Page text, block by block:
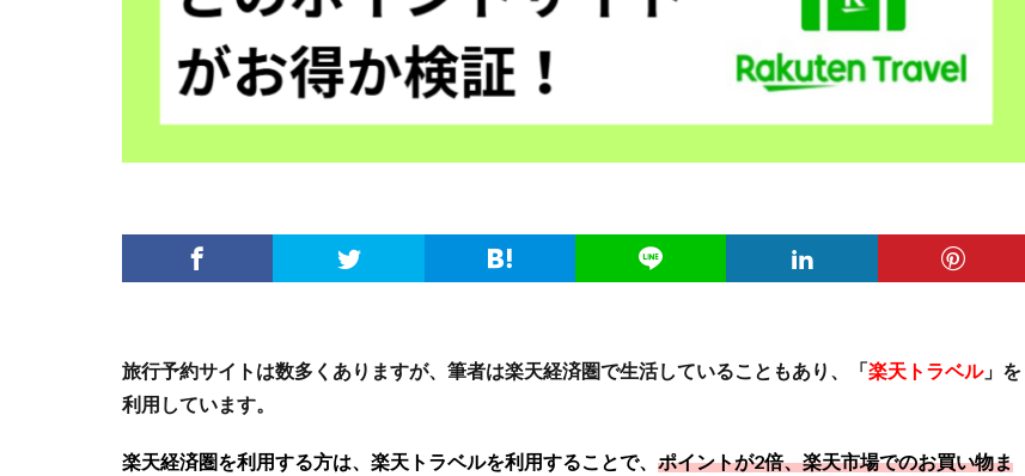
旅行予約サイトは数多くありますが、筆者は楽天経済圏で生活していることもあり、「楽天トラベル」を
利用しています。
楽天経済圏を利用する方は、楽天トラベルを利用することで、 ポイントが2倍、楽天市場でのお買い物ま